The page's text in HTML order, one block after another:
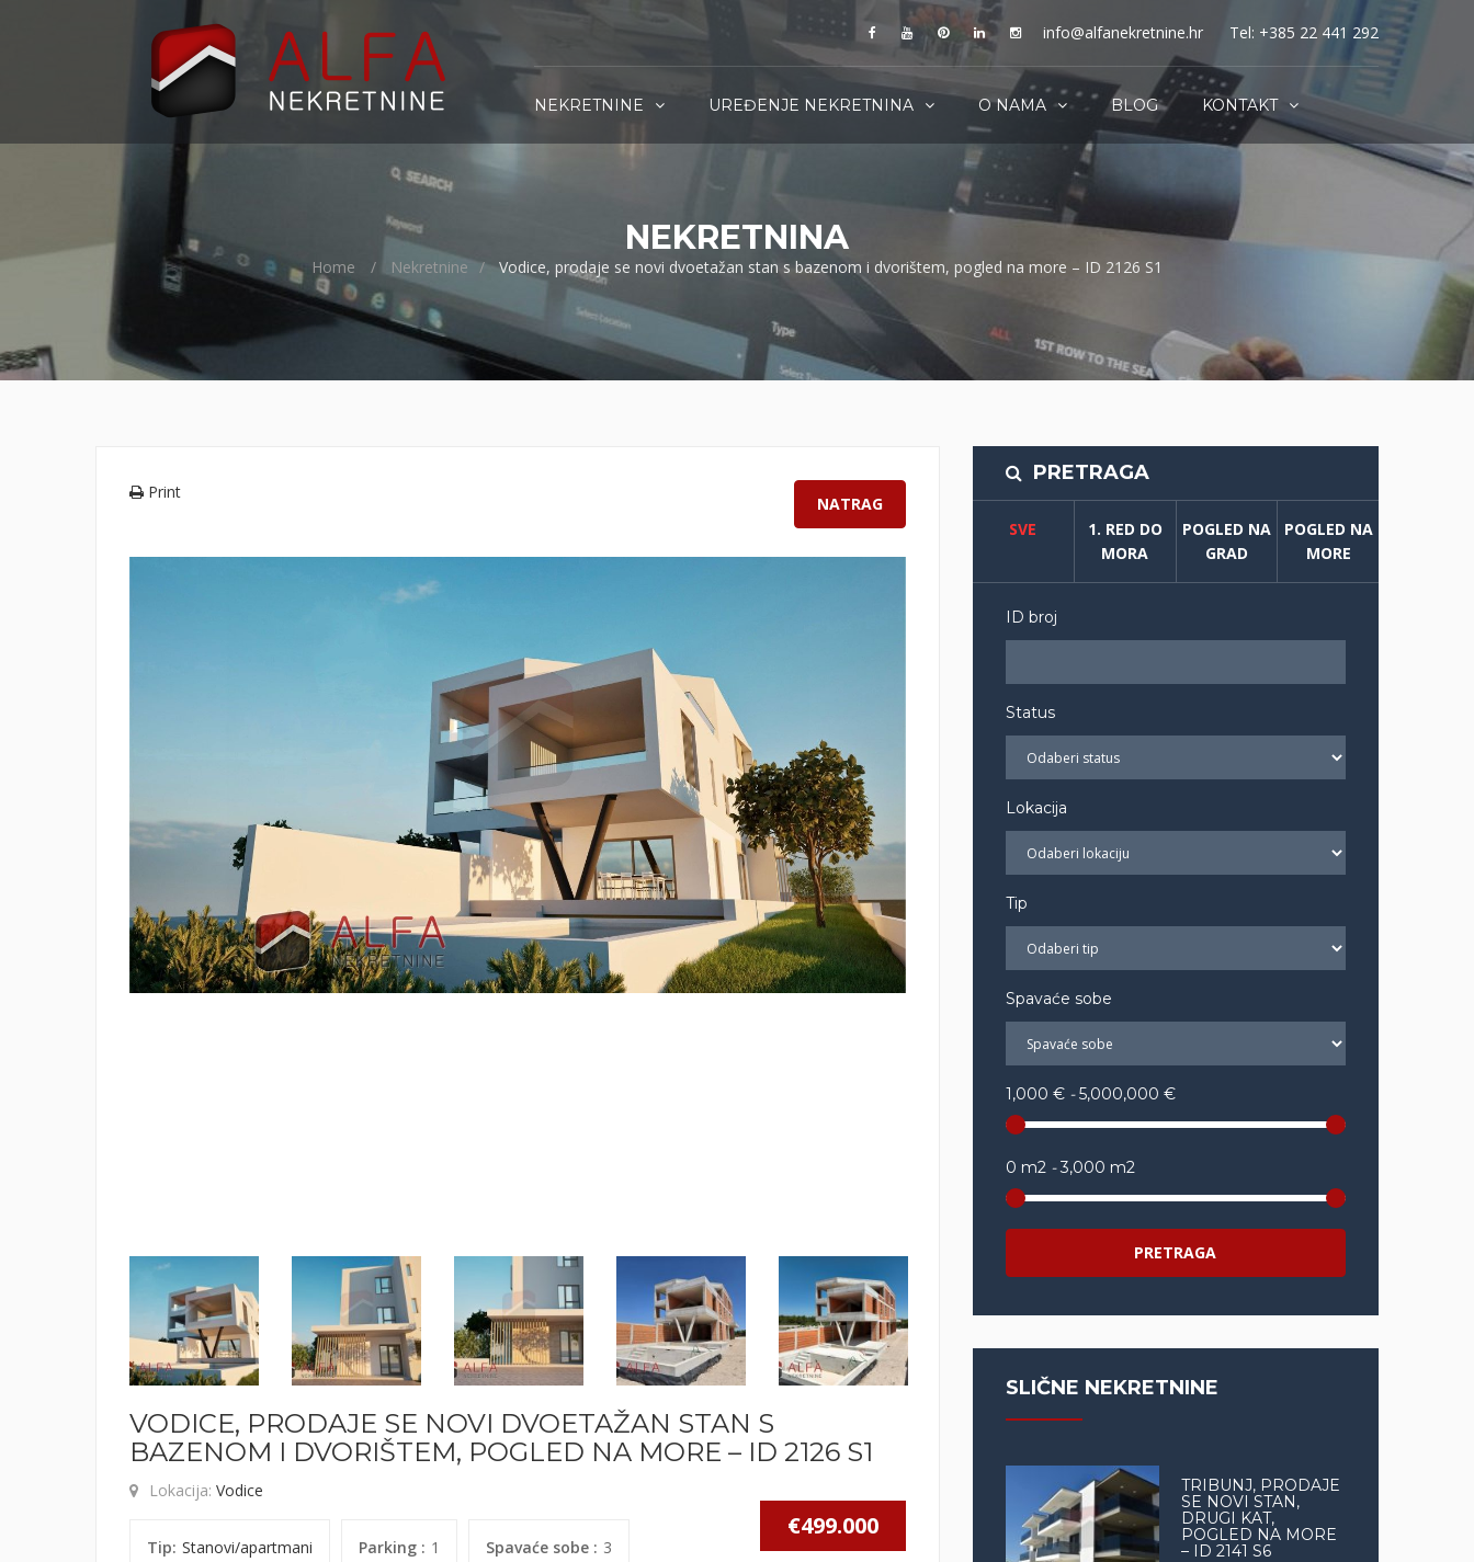
info@alfanekretnine.hrTel: +385 22 441 292
NEKRETNINE UREĐENJE NEKRETNINA O NAMA BLOG KONTAKT
NEKRETNINA
Home Nekretnine Vodice, prodaje se novi dvoetažan stan s bazenom i dvorištem, pogled na more – ID 2126 S1
NATRAG
Print
VODICE, PRODAJE SE NOVI DVOETAŽAN STAN S
BAZENOM I DVORIŠTEM, POGLED NA MORE – ID 2126 S1
Lokacija: Vodice
Tip: Stanovi/apartmani Parking : 1 Spavaće sobe : 3
€499.000
PRETRAGA
SVE
1. RED DO
MORA
POGLED NA
GRAD
POGLED NA
MORE
ID broj
Status
Lokacija
Tip
Spavaće sobe
1,000 € - 5,000,000 €
0 m2 - 3,000 m2
PRETRAGA
SLIČNE NEKRETNINE
TRIBUNJ, PRODAJE
SE NOVI STAN,
DRUGI KAT,
POGLED NA MORE
– ID 2141 S6